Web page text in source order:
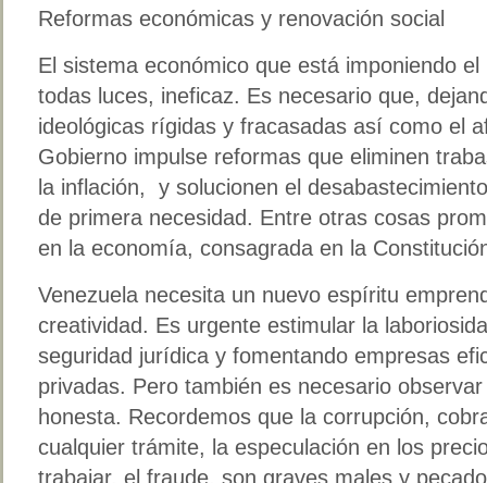
Reformas económicas y renovación social
El sistema económico que está imponiendo
todas luces, ineficaz. Es necesario que,
ideológicas rígidas y fracasadas así como el
Gobierno impulse reformas que eliminen
la inflación, y solucionen el
de primera necesidad. Entre otras cosas
en la economía, consagrada en la
Venezuela necesita un nuevo espíritu
creatividad. Es urgente estimular la
seguridad jurídica y fomentando empresas
privadas. Pero también es necesario
honesta. Recordemos que la corrupción,
cualquier trámite, la especulación en los
trabajar, el fraude, son graves males y